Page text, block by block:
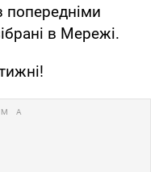
попередніми
в Мережі.